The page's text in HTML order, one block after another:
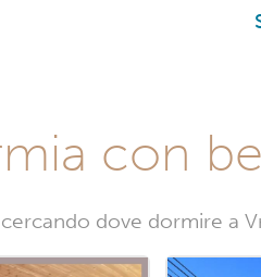
con
cercando dove dormire a